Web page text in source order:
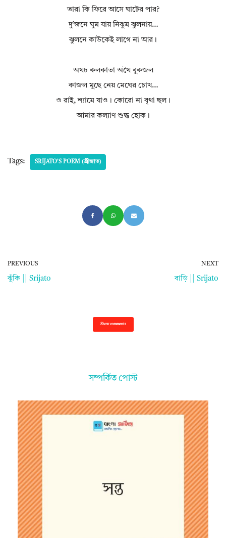
তারা কি ফিরে আসে ঘাটের পার?
দু’জনে ঘুম যায় নিঝুম ঝুলনায়…
ঝুলনে কাউকেই লাগে না আর।
অথচ কলকাতা অথৈ বুকজল
কাজল মুছে নেয় মেঘের চোখ…
ও রাই, শ্যামে যাও। কোরো না বৃথা ছল।
আমার কল্যাণ শুদ্ধ হোক।
Tags: SRIJATO'S POEM (শ্রীজাত)
PREVIOUS
ঝুঁকি || Srijato
NEXT
বাড়ি || Srijato
Show comments
সম্পর্কিত পোস্ট